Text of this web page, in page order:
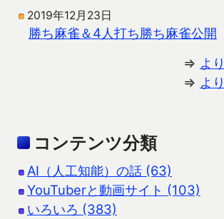
2019年12月23日
勝ち麻雀＆4人打ち勝ち麻雀公開
⇒ よ
⇒ よ
コンテンツ分類
AI（人工知能）の話 (63)
YouTuberと動画サイト (103)
いろいろ (383)